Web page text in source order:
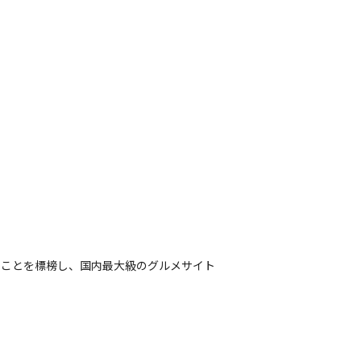
とを標榜し、国内最大級のグルメサイト